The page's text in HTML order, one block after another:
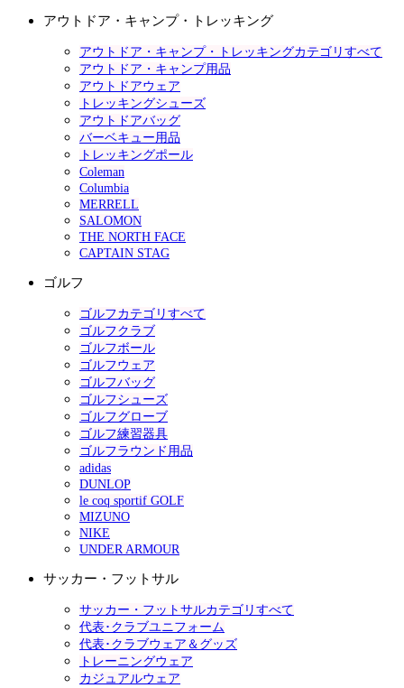
アウトドア・キャンプ・トレッキング
アウトドア・キャンプ・トレッキングカテゴリすべて
アウトドア・キャンプ用品
アウトドアウェア
トレッキングシューズ
アウトドアバッグ
バーベキュー用品
トレッキングポール
Coleman
Columbia
MERRELL
SALOMON
THE NORTH FACE
CAPTAIN STAG
ゴルフ
ゴルフカテゴリすべて
ゴルフクラブ
ゴルフボール
ゴルフウェア
ゴルフバッグ
ゴルフシューズ
ゴルフグローブ
ゴルフ練習器具
ゴルフラウンド用品
adidas
DUNLOP
le coq sportif GOLF
MIZUNO
NIKE
UNDER ARMOUR
サッカー・フットサル
サッカー・フットサルカテゴリすべて
代表･クラブユニフォーム
代表･クラブウェア＆グッズ
トレーニングウェア
カジュアルウェア